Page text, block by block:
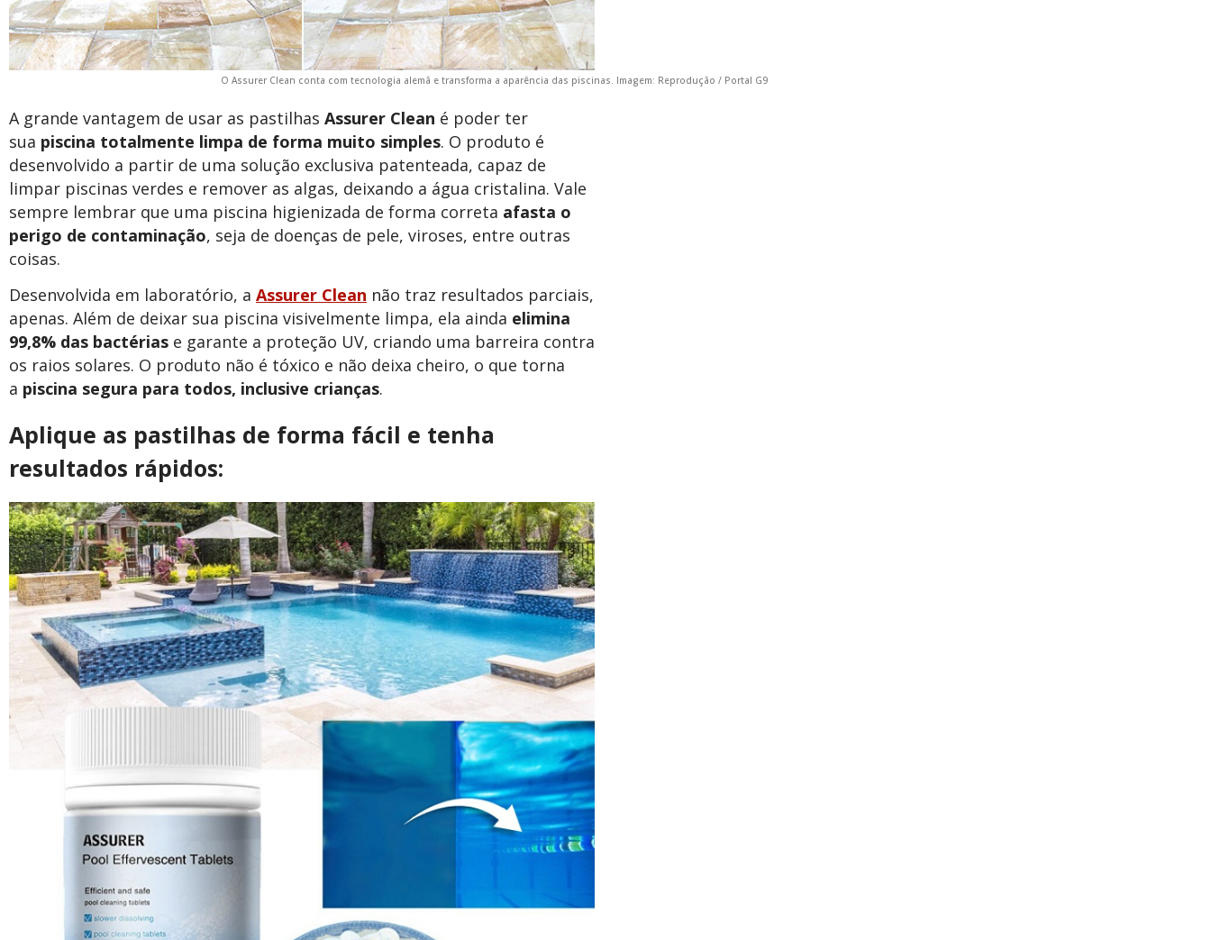
O Assurer Clean conta com tecnologia alemã e transforma a aparência das piscinas. Imagem: Reprodução / Portal G9
A grande vantagem de usar as pastilhas Assurer Clean é poder ter
sua piscina totalmente limpa de forma muito simples. O produto é
desenvolvido a partir de uma solução exclusiva patenteada, capaz de
limpar piscinas verdes e remover as algas, deixando a água cristalina. Vale
sempre lembrar que uma piscina higienizada de forma correta afasta o
perigo de contaminação, seja de doenças de pele, viroses, entre outras
coisas.
Desenvolvida em laboratório, a Assurer Clean não traz resultados parciais,
apenas. Além de deixar sua piscina visivelmente limpa, ela ainda elimina
99,8% das bactérias e garante a proteção UV, criando uma barreira contra
os raios solares. O produto não é tóxico e não deixa cheiro, o que torna
a piscina segura para todos, inclusive crianças.
Aplique as pastilhas de forma fácil e tenha
resultados rápidos: